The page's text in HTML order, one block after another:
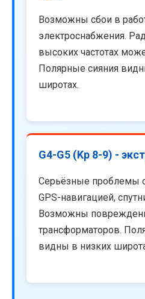
Возможны сбои в
электроснабжения.
высоких частотах
Полярные сияния
широтах.
G4-G5 (Kp 8-9) -
Серьёзные проблемы
GPS-навигацией,
Возможны
трансформаторов.
видны в низких